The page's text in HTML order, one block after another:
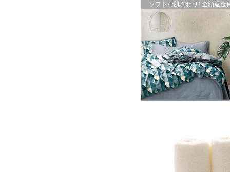
ソフトな肌ざわり! 全額返金